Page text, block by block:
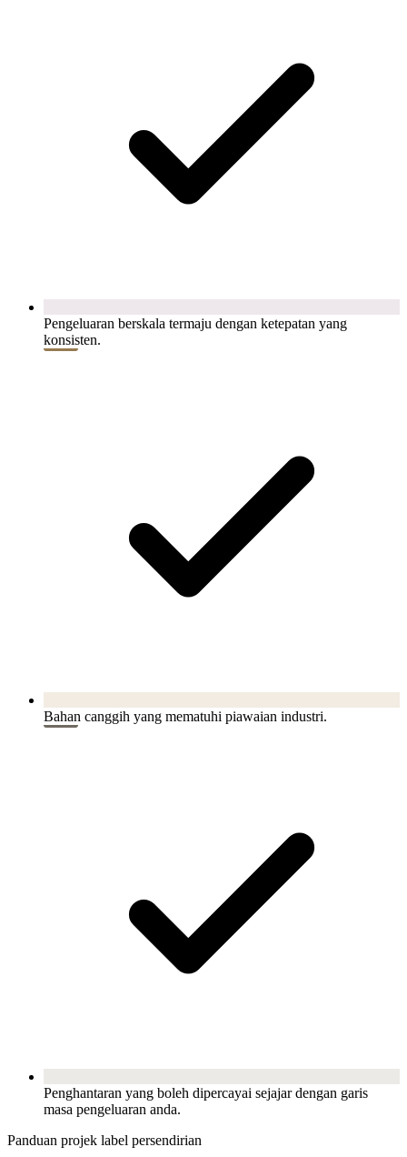
Pengeluaran berskala termaju dengan ketepatan yang
konsisten.
Bahan canggih yang mematuhi piawaian industri.
Penghantaran yang boleh dipercayai sejajar dengan garis
masa pengeluaran anda.
Panduan projek label persendirian